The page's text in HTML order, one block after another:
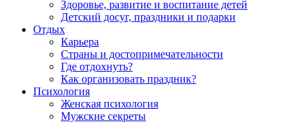
Здоровье, развитие и воспитание детей
Детский досуг, праздники и подарки
Отдых
Карьера
Страны и достопримечательности
Где отдохнуть?
Как организовать праздник?
Психология
Женская психология
Мужские секреты